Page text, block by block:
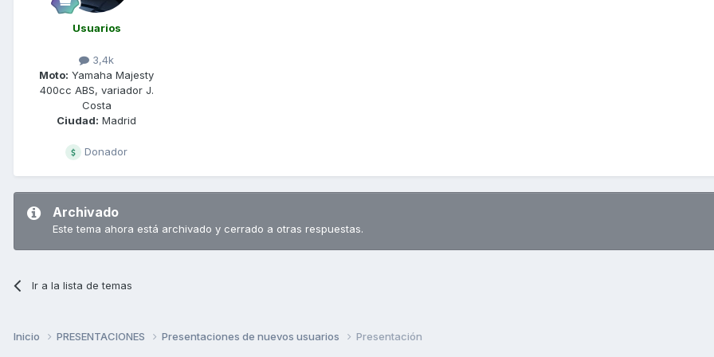
Usuarios
3,4k
Moto: Yamaha Majesty
400cc ABS, variador J.
Costa
Ciudad: Madrid
Donador
Archivado
Este tema ahora está archivado y cerrado a otras respuestas.
Ir a la lista de temas
Inicio PRESENTACIONES Presentaciones de nuevos usuarios Presentación